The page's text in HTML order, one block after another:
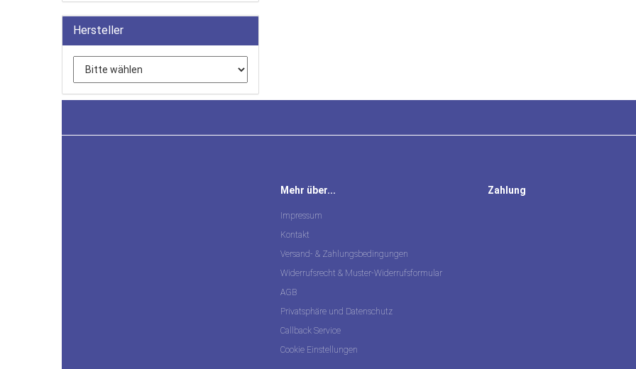
Hersteller
Mehr über...
Impressum
Kontakt
Versand- & Zahlungsbedingungen
Widerrufsrecht & Muster-Widerrufsformular
AGB
Privatsphäre und Datenschutz
Callback Service
Cookie Einstellungen
Zahlung